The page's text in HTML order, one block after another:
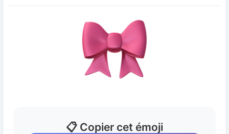
📋 Copier cet émoji